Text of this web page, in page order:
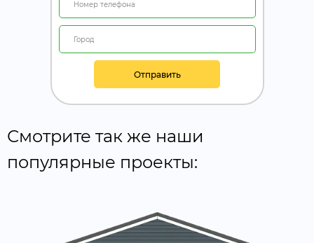
Отправить
Смотрите так же наши
популярные проекты: